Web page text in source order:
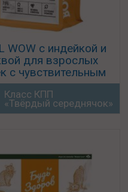
WOW с индейкой и
для взрослых
с чувствительным
пищеварением
Класс КПП
«Твёрдый середнячок»